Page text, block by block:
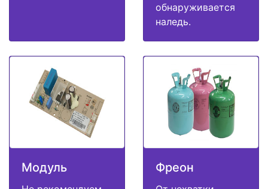
обнаруживается
наледь.
Модуль Фреон